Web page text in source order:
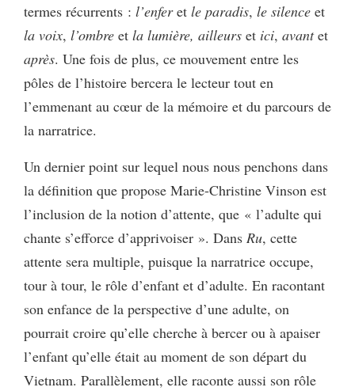
termes récurrents : l’enferet le paradis, le silence et
la voix, l’ombre et la lumière, ailleurs et ici, avantet
après. Une fois de plus, ce mouvement entre les
pôles de l’histoire bercera le lecteur tout en
l’emmenant au cœur de la mémoire et du parcours de
la narratrice.
Un dernier point sur lequel nous nous penchons dans
la définition que propose Marie-Christine Vinson est
l’inclusion de la notion d’attente, que « l’adulte qui
chante s’efforce d’apprivoiser ». Dans Ru, cette
attente sera multiple, puisque la narratrice occupe,
tour à tour, le rôle d’enfant et d’adulte. En racontant
son enfance de la perspective d’une adulte, on
pourrait croire qu’elle cherche à bercer ou à apaiser
l’enfant qu’elle était au moment de son départ du
Vietnam. Parallèlement, elle raconte aussi son rôle